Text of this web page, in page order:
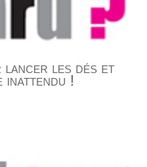
les dés et
inattendu !